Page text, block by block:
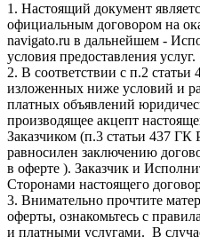
1. Настоящий документ
официальным договором на
navigato.ru в дальнейшем -
условия предоставления услуг.
2. В соответствии с п.2
изложенных ниже условий и
платных объявлений
производящее акцепт
Заказчиком (п.3 статьи 437
равносилен заключению
в оферте ). Заказчик и
Сторонами настоящего
3. Внимательно прочтите
оферты, ознакомьтесь с
и платными услугами. В